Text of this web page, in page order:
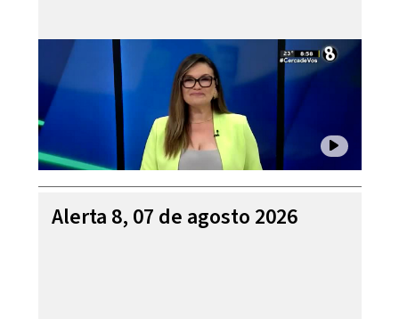
Alerta 8, 07 de agosto 2026